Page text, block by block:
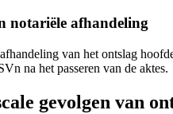
notariële afhandeling
van het ontslag
na het passeren van de aktes.
gevolgen van